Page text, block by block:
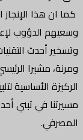
كما ان هذا
وسعيهم الدؤوب
وتسخير أحدث
ومرنة، مشيرا
الركيزة الأساسية
مسيرتنا في تبني
المصرفي.